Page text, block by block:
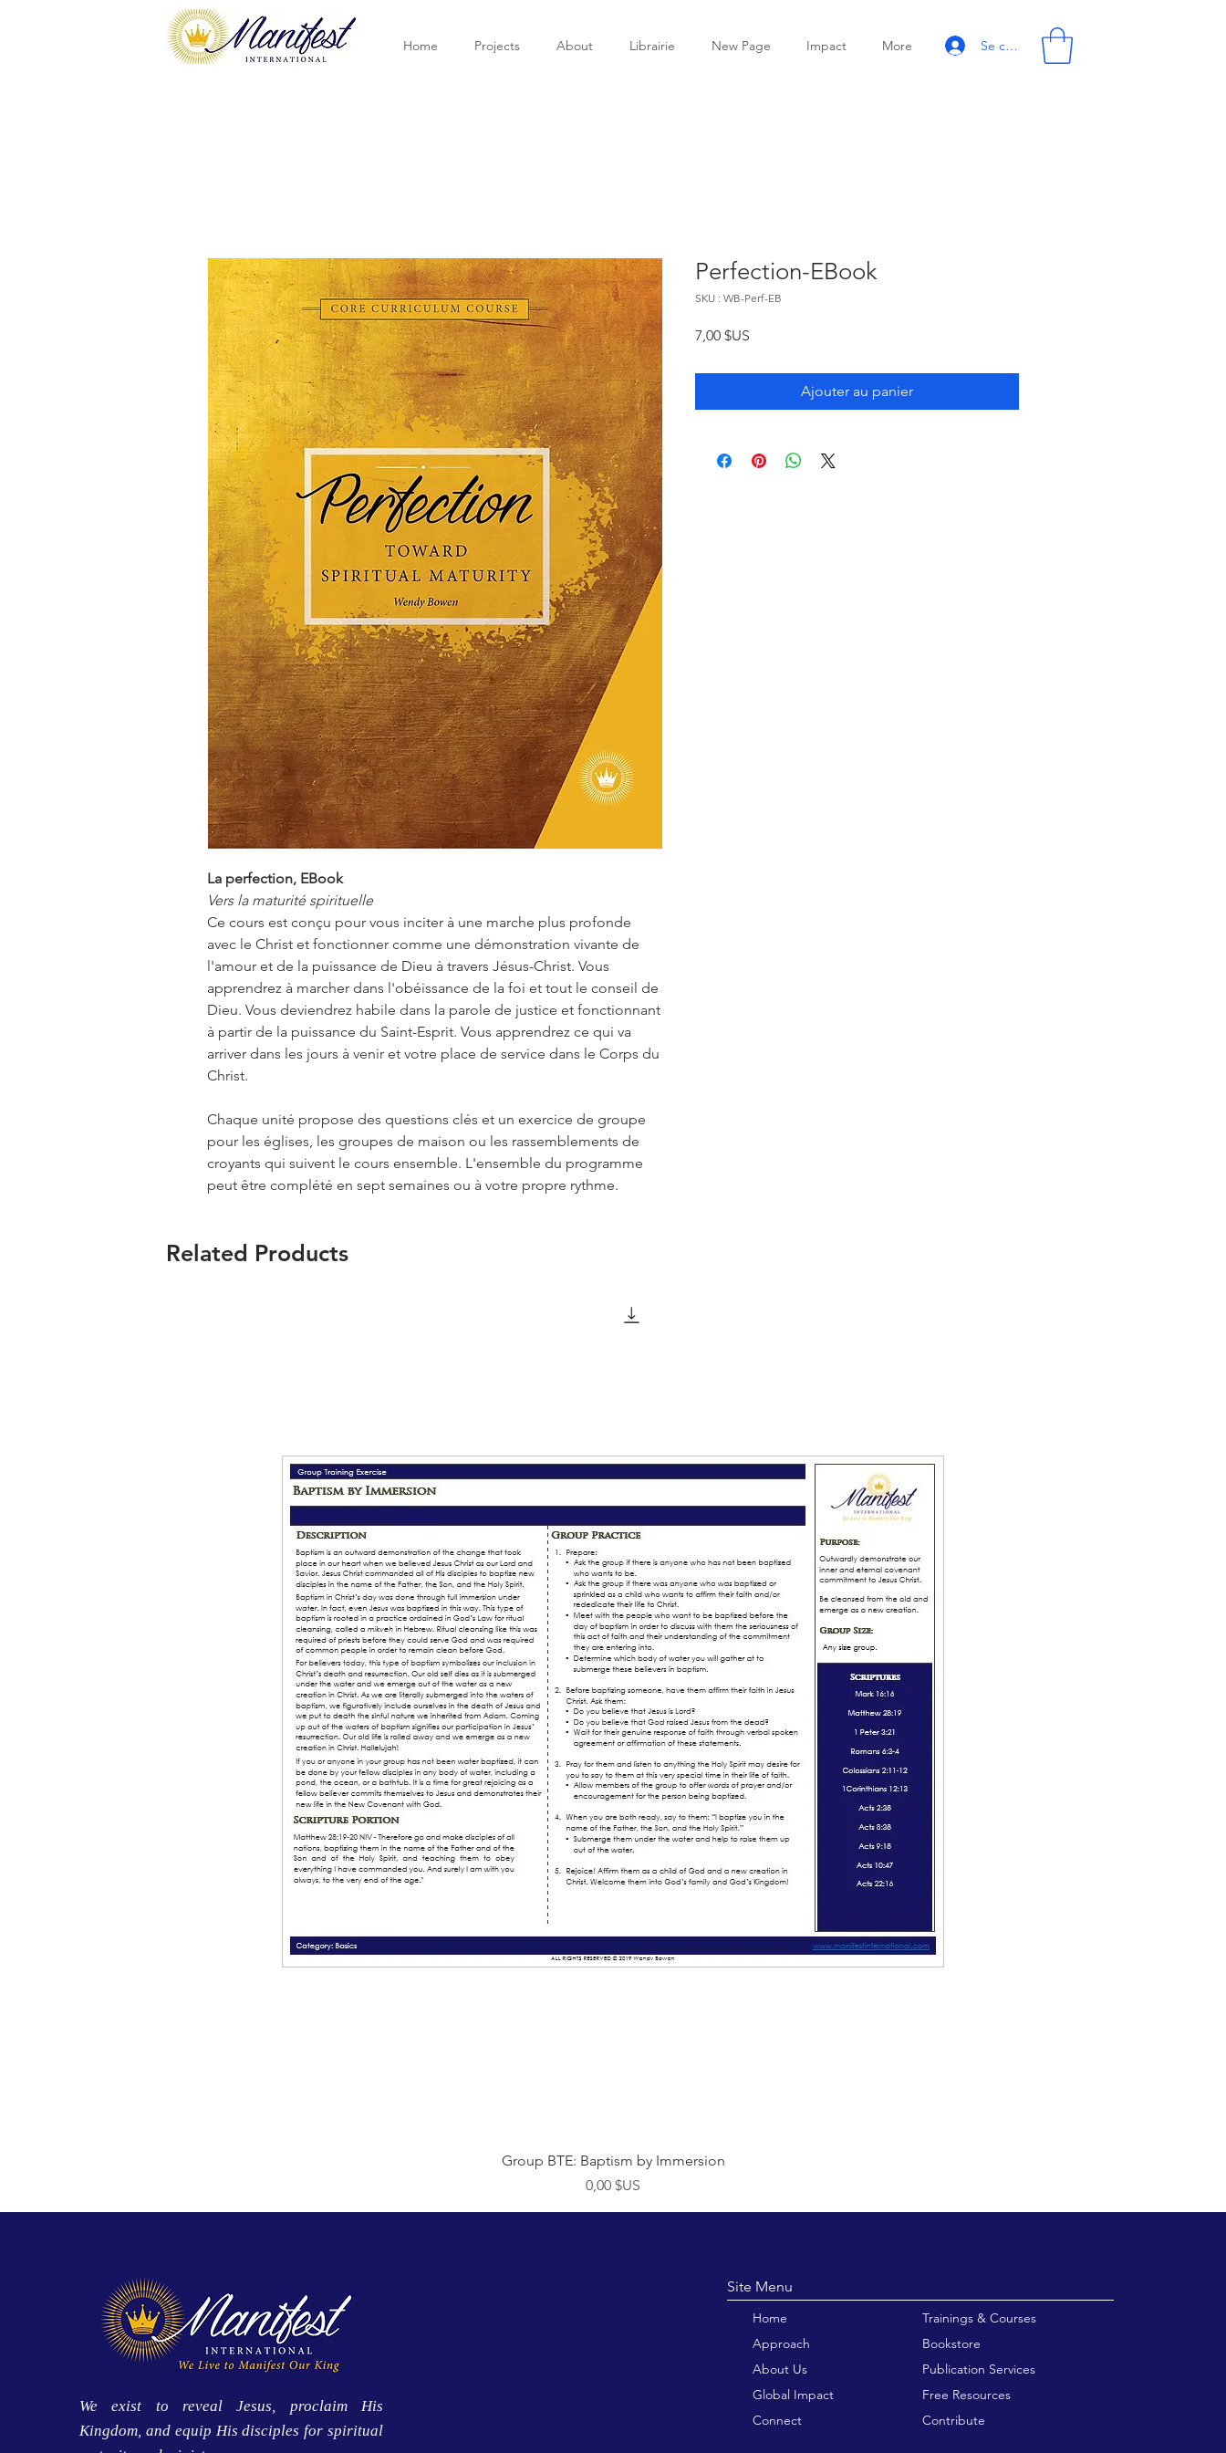
Home Projects About Librairie New Page Impact More Se connecter
La perfection, EBook
Vers la maturité spirituelle
Ce cours est conçu pour vous inciter à une marche plus profonde
avec le Christ et fonctionner comme une démonstration vivante de
l'amour et de la puissance de Dieu à travers Jésus-Christ. Vous
apprendrez à marcher dans l'obéissance de la foi et tout le conseil de
Dieu. Vous deviendrez habile dans la parole de justice et fonctionnant
à partir de la puissance du Saint-Esprit. Vous apprendrez ce qui va
arriver dans les jours à venir et votre place de service dans le Corps du
Christ.
Chaque unité propose des questions clés et un exercice de groupe
pour les églises, les groupes de maison ou les rassemblements de
croyants qui suivent le cours ensemble. L'ensemble du programme
peut être complété en sept semaines ou à votre propre rythme.
Perfection-EBook
SKU : WB-Perf-EB
7,00 $US
Ajouter au panier
Related Products
Aperçu rapide
Group BTE: Baptism by Immersion
Prix
0,00 $US
We exist to reveal Jesus, proclaim His
Kingdom, and equip His disciples for spiritual
Site Menu
Home
Approach
About Us
Global Impact
Connect
Trainings & Courses
Bookstore
Publication Services
Free Resources
Contribute